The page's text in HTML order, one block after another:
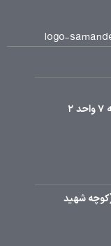
نظرآباد، الغدیر جنوبی، کوچه غدیر 4 (کوچه شهید